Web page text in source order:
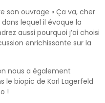
son ouvrage « Ça va, cher
lequel il évoque la
aussi pourquoi j’ai choisi
enrichissante sur la
nous a également
le biopic de Karl Lagerfeld
!